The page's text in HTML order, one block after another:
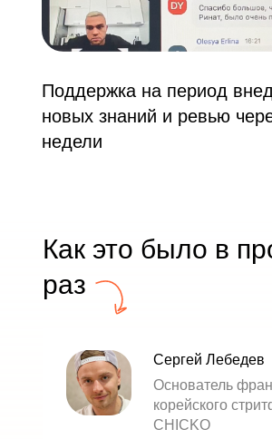
Поддержка на период
новых знаний и ревью
недели
Как это было в
раз
Сергей Лебедев
Основатель
корейского
CHICKO